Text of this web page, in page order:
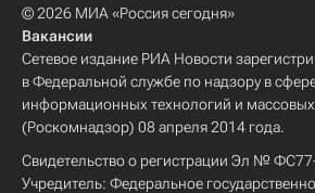
© 2026 МИА «Россия сегодня»
Вакансии
Сетевое издание РИА Новости
в Федеральной службе по надзору в
информационных технологий и
(Роскомнадзор) 08 апреля 2014 года.
Свидетельство о регистрации Эл №
Учредитель: Федеральное